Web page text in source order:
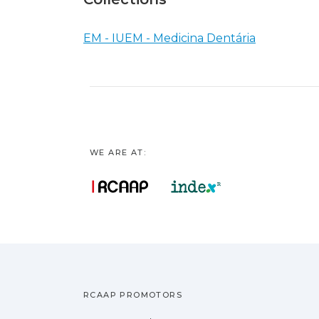
EM - IUEM - Medicina Dentária
WE ARE AT:
RCAAP PROMOTORS